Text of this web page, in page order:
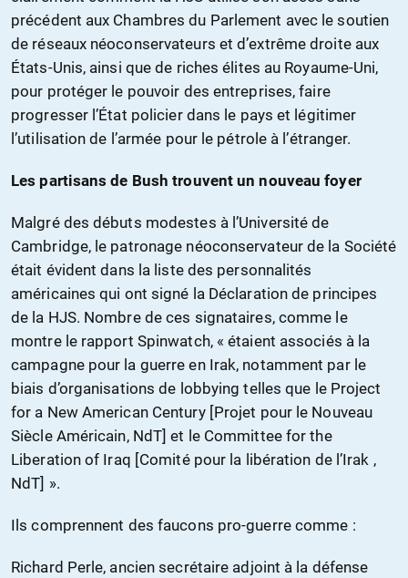
précédent aux Chambres du Parlement avec le soutien
de réseaux néoconservateurs et d’extrême droite aux
États-Unis, ainsi que de riches élites au Royaume-Uni,
pour protéger le pouvoir des entreprises, faire
progresser l’État policier dans le pays et légitimer
l’utilisation de l’armée pour le pétrole à l’étranger.
Les partisans de Bush trouvent un nouveau foyer
Malgré des débuts modestes à l’Université de
Cambridge, le patronage néoconservateur de la Société
était évident dans la liste des personnalités
américaines qui ont signé la Déclaration de principes
de la HJS. Nombre de ces signataires, comme le
montre le rapport Spinwatch, « étaient associés à la
campagne pour la guerre en Irak, notamment par le
biais d’organisations de lobbying telles que le Project
for a New American Century [Projet pour le Nouveau
Siècle Américain, NdT] et le Committee for the
Liberation of Iraq [Comité pour la libération de l’Irak ,
NdT] ».
Ils comprennent des faucons pro-guerre comme :
Richard Perle, ancien secrétaire adjoint à la défense